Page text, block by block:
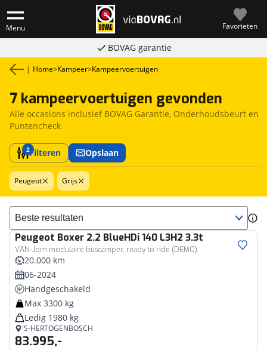
Menu Favorieten
BOVAG garantie
| Home>Kampeer>Kampeervoertuigen
7 kampeervoertuigen gevonden
Alle occasions inclusief BOVAG Garantie, Onderhoudsbeurt en
Puntencheck
2Filteren Opslaan
Peugeot Grijs
Sorteer resultaten
Peugeot Boxer 2.2 BlueHDi 140 L3H2 3.3t
VAN-Jorn modulaire buscamper, ready to ride (DEMO)
20.000 km
06-2024
Handgeschakeld
Max 3300 kg
Ledig 1980 kg
'S-HERTOGENBOSCH
83.995,-